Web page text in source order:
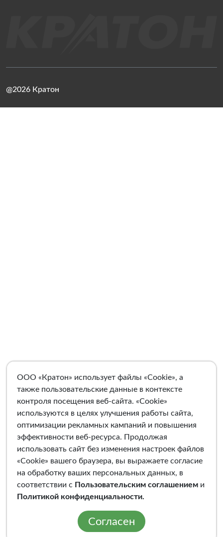
@2026 Кратон
ООО «Кратон» использует файлы «Cookie», а
также пользовательские данные в контексте
контроля посещения веб-сайта. «Cookie»
используются в целях улучшения работы сайта,
оптимизации рекламных кампаний и повышения
эффективности веб-ресурса. Продолжая
использовать сайт без изменения настроек файлов
«Cookie» вашего браузера, вы выражаете согласие
на обработку ваших персональных данных, в
соответствии с Пользовательским соглашением и
Политикой конфиденциальности.
Согласен